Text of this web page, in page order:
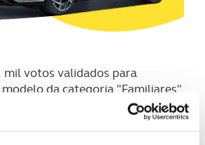
mil votos validados para
da categoria "Familiares"
, organizado pelo Automóvel
categoria dedicada aos